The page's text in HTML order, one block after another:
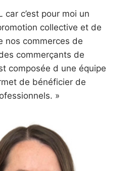
car c’est pour moi un
collective et de
nos commerces de
commerçants de
composée d une équipe
de bénéficier de
»